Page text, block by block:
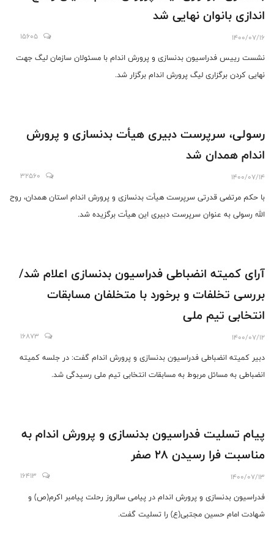
اندازی بانوان نهایی شد
1400/07/16
15605
نشست رییس فدراسیون بدنسازی و پرورش اندام با مسئولان سازمان لیگ جهت
نهایی کردن برگزاری لیگ پرورش اندام برگزار شد.
رسولی، سرپرست دبیری هیأت بدنسازی و پرورش
اندام همدان شد
1400/07/14
32560
با حکم مرتضی قدرتی سرپرست هیأت بدنسازی و پرورش اندام استان همدان، روح
الله رسولی به عنوان سرپرست دبیری این هیأت برگزیده شد.
آرای کمیته انضباطی فدراسیون بدنسازی اعلام شد/
بررسی تخلفات و برخورد با متخلفان مسابقات
انتخابی تیم ملی
1400/07/12
16873
دبیر کمیته انضباطی فدراسیون بدنسازی و پرورش اندام گفت: در جلسه کمیته
انضباطی به مسائل مربوط به مسابقات انتخابی تیم ملی رسیدگی شد.
پیام تسلیت فدراسیون بدنسازی و پرورش اندام به
مناسبت فرا رسیدن 28 صفر
1400/07/13
16413
فدراسیون بدنسازی و پرورش اندام در پیامی سالروز رحلت پیامبر اکرم(ص) و
شهادت امام حسین مجتبی(ع) را تسلیت گفت.